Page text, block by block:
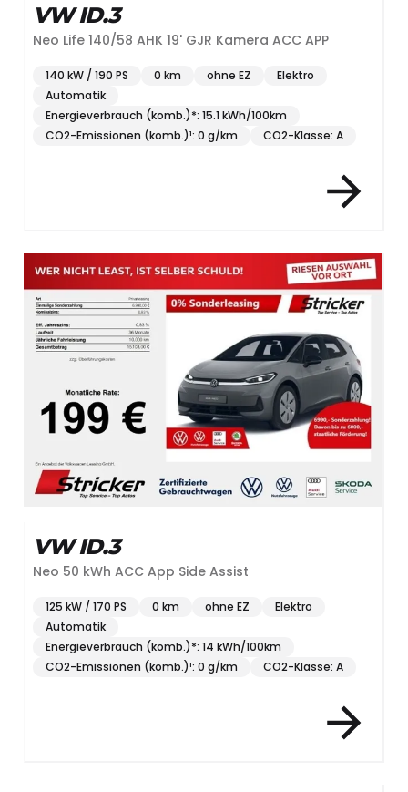
VW ID.3
Neo Life 140/58 AHK 19' GJR Kamera ACC APP
140 kW / 190 PS 0 km ohne EZ
Elektro
Automatik
Energieverbrauch (komb.)*: 15.1 kWh/100km
CO2-Emissionen (komb.)¹: 0 g/km
CO2-Klasse: A
VW ID.3
Neo 50 kWh ACC App Side Assist
125 kW / 170 PS 0 km ohne EZ
Elektro
Automatik
Energieverbrauch (komb.)*: 14 kWh/100km
CO2-Emissionen (komb.)¹: 0 g/km
CO2-Klasse: A